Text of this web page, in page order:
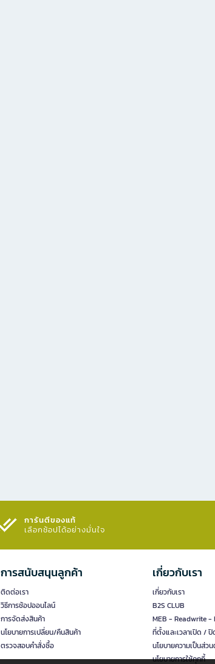
การันตีของแท้
เลือกช้อปได้อย่างมั่นใจ​
การสนับสนุนลูกค้า
ติดต่อเรา
วิธีการช้อปออนไลน์
การจัดส่งสินค้า
นโยบายการเปลี่ยน/คืนสินค้า
ตรวจสอบคำสั่งซื้อ
เกี่ยวกับเรา
เกี่ยวกับเรา
B2S CLUB
MEB - Readwrite -
ที่ตั้งและเวลาเปิด / ปิ
นโยบายความเป็นส่ว
นโยบายการใช้คุกกี้